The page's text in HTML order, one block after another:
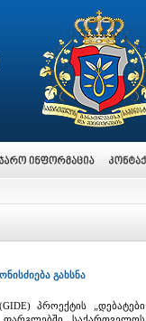
გახსნა
პროექტის „დებატები